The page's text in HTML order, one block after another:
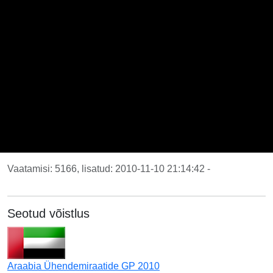
Vaatamisi: 5166, lisatud: 2010-11-10 21:14:42 -
Seotud võistlus
Araabia Ühendemiraatide GP 2010